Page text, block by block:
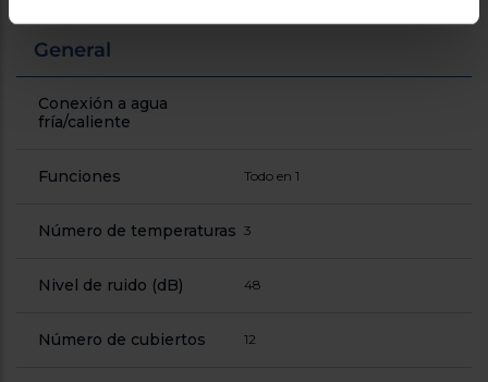
General
Conexión a agua
fría/caliente
Funciones Todo en 1
Número de temperaturas 3
Nivel de ruido (dB) 48
Número de cubiertos 12